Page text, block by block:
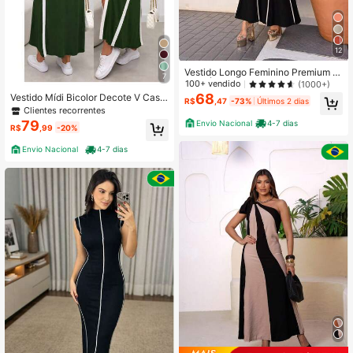
7
Vestido Mídi Bicolor Decote V Casu
al V Chic Com Recortes Blancos Fe
nda Fromtal
Clientes recorrentes
R$79 ,99 -20%
Envio Nacional 4-7 dias
12
Vestido Longo Feminino Premium Fr
ente Única Listrado Longo Amarraç
ão H-13
100+ vendido (1000+)
R$68 ,47 -73% Últimos 2 dias
Envio Nacional 4-7 dias